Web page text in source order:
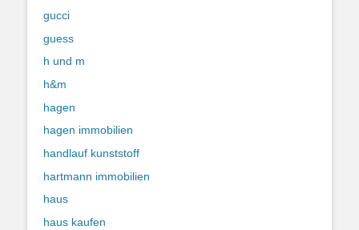
gucci
guess
h und m
h&m
hagen
hagen immobilien
handlauf kunststoff
hartmann immobilien
haus
haus kaufen